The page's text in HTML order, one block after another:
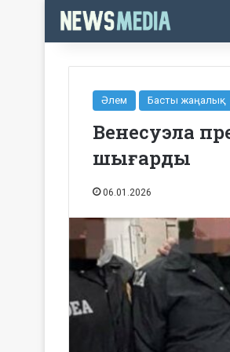
Әлем Басты жаңалық
Венесуэла
шығарды
06.01.2026